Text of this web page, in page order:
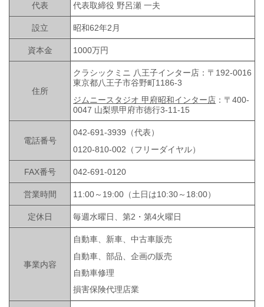
代表 代表取締役 野呂瀬 一夫
設立 昭和62年2月
資本金 1000万円
住所
クラシックミニ 八王子インター店：〒192-0016
東京都八王子市谷野町1186-3
ジムニースタジオ 甲府昭和インター店 ：〒400-
0047 山梨県甲府市徳行3-11-15
電話番号
042-691-3939（代表）
0120-810-002（フリーダイヤル）
FAX番号 042-691-0120
営業時間 11:00～19:00（土日は10:30～18:00）
定休日 毎週水曜日、第2・第4火曜日
事業内容
自動車、新車、中古車販売
自動車、部品、企画の販売
自動車修理
損害保険代理店業